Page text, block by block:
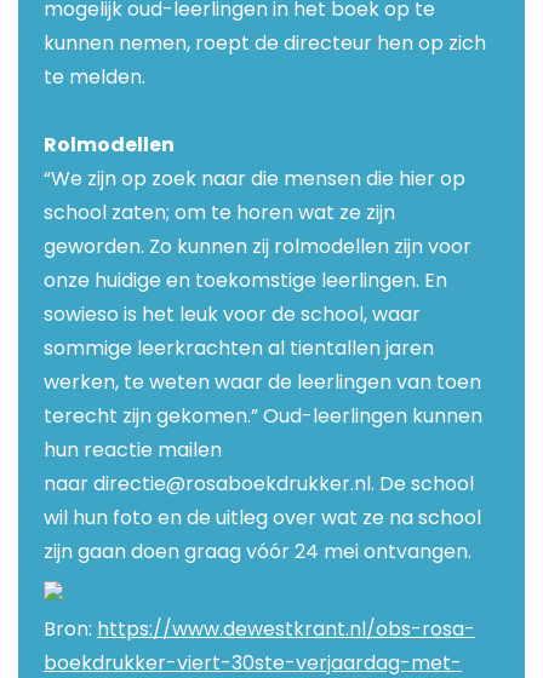
mogelijk oud-leerlingen in het boek op te
kunnen nemen, roept de directeur hen op zich
te melden.
Rolmodellen
“We zijn op zoek naar die mensen die hier op
school zaten; om te horen wat ze zijn
geworden. Zo kunnen zij rolmodellen zijn voor
onze huidige en toekomstige leerlingen. En
sowieso is het leuk voor de school, waar
sommige leerkrachten al tientallen jaren
werken, te weten waar de leerlingen van toen
terecht zijn gekomen.” Oud-leerlingen kunnen
hun reactie mailen
naardirectie@rosaboekdrukker.nl. De school
wil hun foto en de uitleg over wat ze na school
zijn gaan doen graag vóór 24 mei ontvangen.
Bron: https://www.dewestkrant.nl/obs-rosa-
boekdrukker-viert-30ste-verjaardag-met-